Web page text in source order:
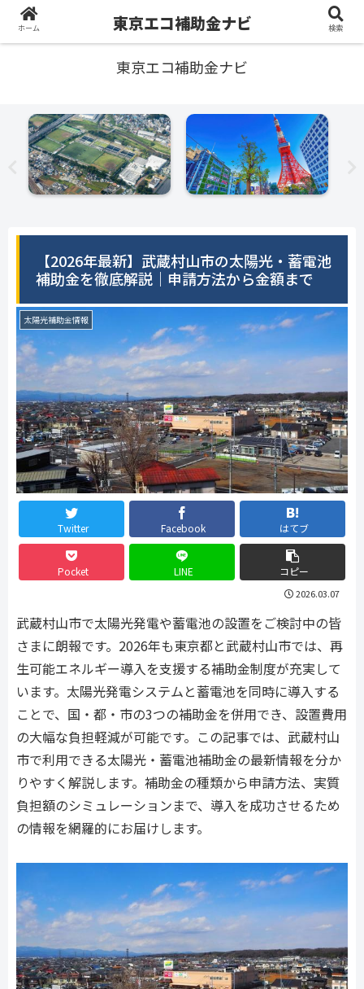
東京エコ補助金ナビ
【2026年最新】武蔵村山市の太陽光・蓄電池
補助金を徹底解説｜申請方法から金額まで
太陽光補助金情報
Twitter Facebook はてブ
Pocket LINE コピー
2026.03.07
武蔵村山市で太陽光発電や蓄電池の設置をご検討中の皆
さまに朗報です。2026年も東京都と武蔵村山市では、再
生可能エネルギー導入を支援する補助金制度が充実して
います。太陽光発電システムと蓄電池を同時に導入する
ことで、国・都・市の3つの補助金を併用でき、設置費用
の大幅な負担軽減が可能です。この記事では、武蔵村山
市で利用できる太陽光・蓄電池補助金の最新情報を分か
りやすく解説します。補助金の種類から申請方法、実質
負担額のシミュレーションまで、導入を成功させるため
の情報を網羅的にお届けします。
ホーム 東京エコ補助金ナビ 検索